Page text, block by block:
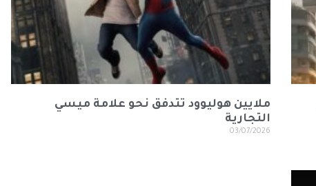
ملايين هوليوود تتدفق نحو علامة ميسي
التجارية
03/07/2026